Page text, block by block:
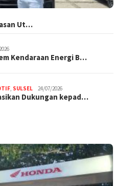
Ut…
Kendaraan Energi B…
SULSEL 24/07/2026
Dukungan kepad…